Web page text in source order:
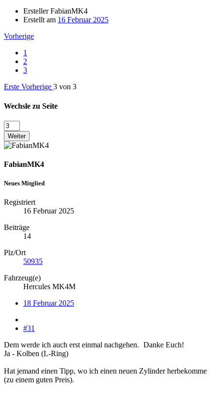
ErstellerFabianMK4
Erstellt am 16 Februar 2025
Vorherige
1
2
3
Erste Vorherige 3 von 3
Wechsle zu Seite
Weiter
FabianMK4
Neues Mitglied
Registriert
16 Februar 2025
Beiträge
14
Plz/Ort
50935
Fahrzeug(e)
Hercules MK4M
18 Februar 2025
#31
Dem werde ich auch erst einmal nachgehen. Danke Euch!
Ja - Kolben (L-Ring)
Hat jemand einen Tipp, wo ich einen neuen Zylinder herbekomme
(zu einem guten Preis).